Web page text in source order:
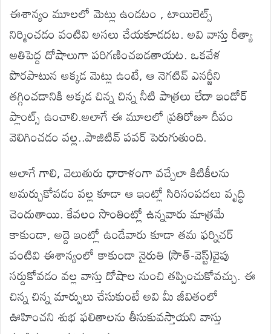
ఈశాన్యం మూలలో మెట్లు ఉండటం , టాయిలెట్స్
నిర్మించడం వంటివి అసలు చేయకూడదట. అవి వాస్తు రీత్యా
అతిపెద్ద దోషాలుగా పరిగణించబడతాయట. ఒకవేళ
పొరపాటున అక్కడ మెట్లు ఉంటే, ఆ నెగటివ్ ఎనర్జీని
తగ్గించడానికి అక్కడ చిన్న చిన్న నీటి పాత్రలు లేదా ఇండోర్
ప్లాంట్స్ ఉంచాలి.అలాగే ఈ మూలలో ప్రతిరోజూ దీపం
వెలిగించడం వల్ల..పాజిటివ్ పవర్ పెరుగుతుంది.
అలాగే గాలి, వెలుతురు ధారాళంగా వచ్చేలా కిటికీలను
అమర్చుకోవడం వల్ల కూడా ఆ ఇంట్లో సిరిసంపదలు వృద్ధి
చెందుతాయి. కేవలం సొంతింట్లో ఉన్నవారు మాత్రమే
కాకుండా, అద్దె ఇంట్లో ఉండేవారు కూడా తమ ఫర్నిచర్
వంటివి ఈశాన్యంలో కాకుండా నైరుతి (సౌత్-వెస్ట్)వైపు
సర్దుకోవడం వల్ల వాస్తు దోషాల నుంచి తప్పించుకోవచ్చు. ఈ
చిన్న చిన్న మార్పులు చేసుకుంటే అవి మీ జీవితంలో
ఊహించని శుభ ఫలితాలను తీసుకువస్తాయని వాస్తు